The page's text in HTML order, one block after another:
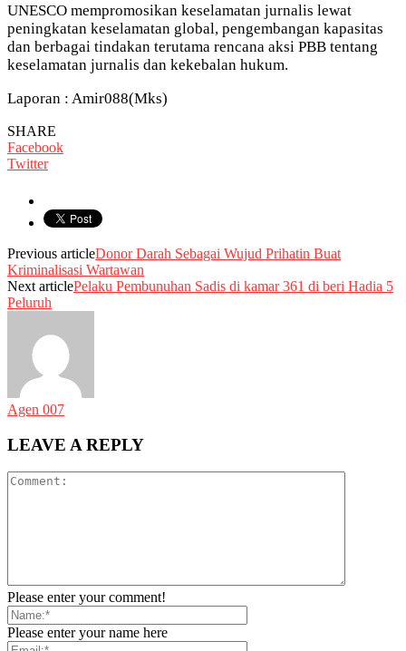
UNESCO mempromosikan keselamatan jurnalis lewat
peningkatan keselamatan global, pengembangan kapasitas
dan berbagai tindakan terutama rencana aksi PBB tentang
keselamatan jurnalis dan kekebalan hukum.
Laporan : Amir088(Mks)
SHARE
Facebook
Twitter
Previous articleDonor Darah Sebagai Wujud Prihatin Buat
Kriminalisasi Wartawan
Next articlePelaku Pembunuhan Sadis di kamar 361 di beri Hadia 5
Peluruh
Agen 007
LEAVE A REPLY
Please enter your comment!
Please enter your name here